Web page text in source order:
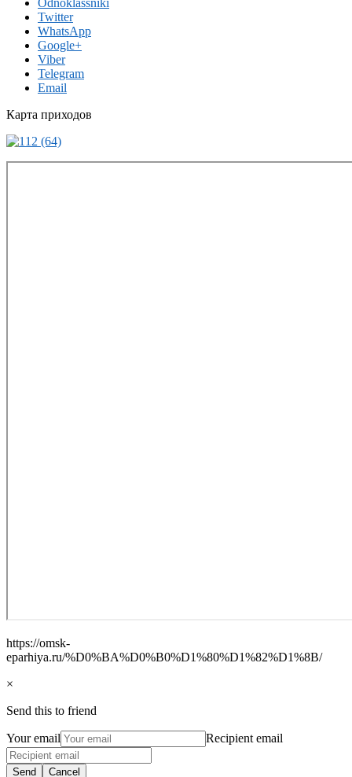
Twitter
WhatsApp
Google+
Viber
Telegram
Email
Карта приходов
https://omsk-
eparhiya.ru/%D0%BA%D0%B0%D1%80%D1%82%D1%8B/
×
Send this to friend
Your email Recipient email
Send Cancel